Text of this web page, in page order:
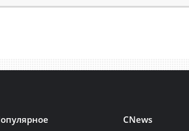
CNews